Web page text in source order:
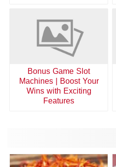
Bonus Game Slot
Machines | Boost Your
Wins with Exciting
Features